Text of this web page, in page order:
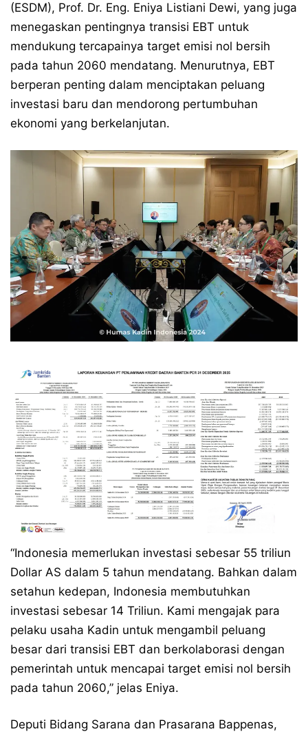
(ESDM), Prof. Dr. Eng. Eniya Listiani Dewi, yang juga
menegaskan pentingnya transisi EBT untuk
mendukung tercapainya target emisi nol bersih
pada tahun 2060 mendatang. Menurutnya, EBT
berperan penting dalam menciptakan peluang
investasi baru dan mendorong pertumbuhan
ekonomi yang berkelanjutan.
“Indonesia memerlukan investasi sebesar 55 triliun
Dollar AS dalam 5 tahun mendatang. Bahkan dalam
setahun kedepan, Indonesia membutuhkan
investasi sebesar 14 Triliun. Kami mengajak para
pelaku usaha Kadin untuk mengambil peluang
besar dari transisi EBT dan berkolaborasi dengan
pemerintah untuk mencapai target emisi nol bersih
pada tahun 2060,” jelas Eniya.
Deputi Bidang Sarana dan Prasarana Bappenas,